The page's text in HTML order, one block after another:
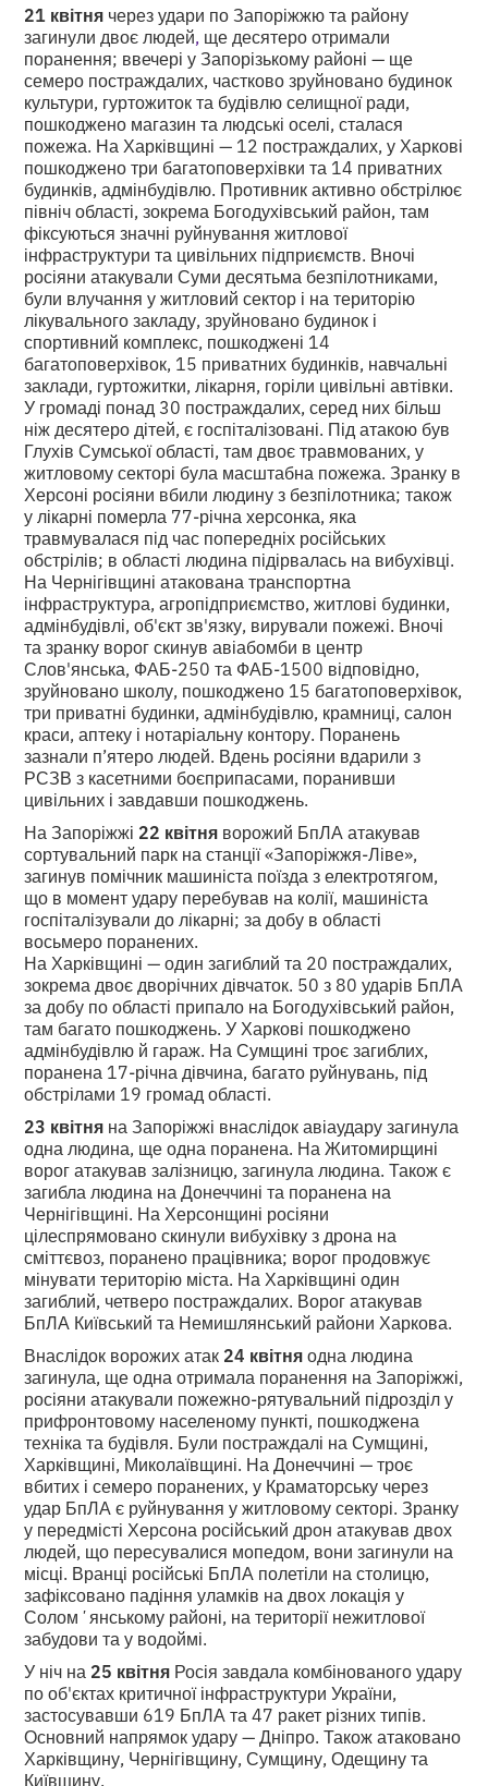
21 квітня через удари по Запоріжжю та району
загинули двоє людей, ще десятеро отримали
поранення; ввечері у Запорізькому районі — ще
семеро постраждалих, частково зруйновано будинок
культури, гуртожиток та будівлю селищної ради,
пошкоджено магазин та людські оселі, сталася
пожежа. На Харківщині — 12 постраждалих, у Харкові
пошкоджено три багатоповерхівки та 14 приватних
будинків, адмінбудівлю. Противник активно обстрілює
північ області, зокрема Богодухівський район, там
фіксуються значні руйнування житлової
інфраструктури та цивільних підприємств. Вночі
росіяни атакували Суми десятьма безпілотниками,
були влучання у житловий сектор і на територію
лікувального закладу, зруйновано будинок і
спортивний комплекс, пошкоджені 14
багатоповерхівок, 15 приватних будинків, навчальні
заклади, гуртожитки, лікарня, горіли цивільні автівки.
У громаді понад 30 постраждалих, серед них більш
ніж десятеро дітей, є госпіталізовані. Під атакою був
Глухів Сумської області, там двоє травмованих, у
житловому секторі була масштабна пожежа. Зранку в
Херсоні росіяни вбили людину з безпілотника; також
у лікарні померла 77-річна херсонка, яка
травмувалася під час попередніх російських
обстрілів; в області людина підірвалась на вибухівці.
На Чернігівщині атакована транспортна
інфраструктура, агропідприємство, житлові будинки,
адмінбудівлі, об'єкт зв'язку, вирували пожежі. Вночі
та зранку ворог скинув авіабомби в центр
Слов'янська, ФАБ-250 та ФАБ-1500 відповідно,
зруйновано школу, пошкоджено 15 багатоповерхівок,
три приватні будинки, адмінбудівлю, крамниці, салон
краси, аптеку і нотаріальну контору. Поранень
зазнали п’ятеро людей. Вдень росіяни вдарили з
РСЗВ з касетними боєприпасами, поранивши
цивільних і завдавши пошкоджень.
На Запоріжжі 22 квітня ворожий БпЛА атакував
сортувальний парк на станції «Запоріжжя-Ліве»,
загинув помічник машиніста поїзда з електротягом,
що в момент удару перебував на колії, машиніста
госпіталізували до лікарні; за добу в області
восьмеро поранених.
На Харківщині — один загиблий та 20 постраждалих,
зокрема двоє дворічних дівчаток. 50 з 80 ударів БпЛА
за добу по області припало на Богодухівський район,
там багато пошкоджень. У Харкові пошкоджено
адмінбудівлю й гараж. На Сумщині троє загиблих,
поранена 17-річна дівчина, багато руйнувань, під
обстрілами 19 громад області.
23 квітня на Запоріжжі внаслідок авіаудару загинула
одна людина, ще одна поранена. На Житомирщині
ворог атакував залізницю, загинула людина. Також є
загибла людина на Донеччині та поранена на
Чернігівщині. На Херсонщині росіяни
цілеспрямовано скинули вибухівку з дрона на
сміттєвоз, поранено працівника; ворог продовжує
мінувати територію міста. На Харківщині один
загиблий, четверо постраждалих. Ворог атакував
БпЛА Київський та Немишлянський райони Харкова.
Внаслідок ворожих атак 24 квітняодна людина
загинула, ще одна отримала поранення на Запоріжжі,
росіяни атакували пожежно-рятувальний підрозділ у
прифронтовому населеному пункті, пошкоджена
техніка та будівля. Були постраждалі на Сумщині,
Харківщині, Миколаївщині. На Донеччині — троє
вбитих і семеро поранених, у Краматорську через
удар БпЛА є руйнування у житловому секторі. Зранку
у передмісті Херсона російський дрон атакував двох
людей, що пересувалися мопедом, вони загинули на
місці. Вранці російські БпЛА полетіли на столицю,
зафіксовано падіння уламків на двох локація у
Соломʼянському районі, на території нежитлової
забудови та у водоймі.
У ніч на 25 квітня Росія завдала комбінованого удару
по об'єктах критичної інфраструктури України,
застосувавши 619 БпЛА та 47 ракет різних типів.
Основний напрямок удару — Дніпро. Також атаковано
Харківщину, Чернігівщину, Сумщину, Одещину та
Київщину.